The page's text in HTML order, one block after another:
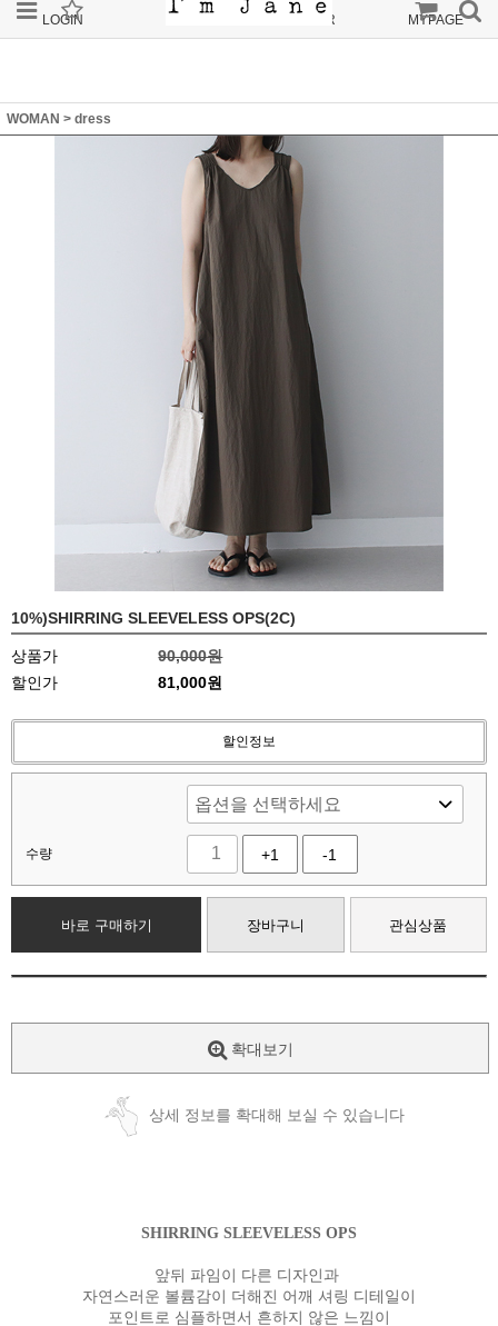
LOGIN ORDER MYPAGE
WOMAN > dress
10%)SHIRRING SLEEVELESS OPS(2C)
상품가
90,000원
할인가
81,000원
할인정보
수량 +1 -1
바로 구매하기 장바구니 관심상품
확대보기
상세 정보를 확대해 보실 수 있습니다
SHIRRING SLEEVELESS OPS
앞뒤 파임이 다른 디자인과
자연스러운 볼륨감이 더해진 어깨 셔링 디테일이
포인트로 심플하면서 흔하지 않은 느낌이